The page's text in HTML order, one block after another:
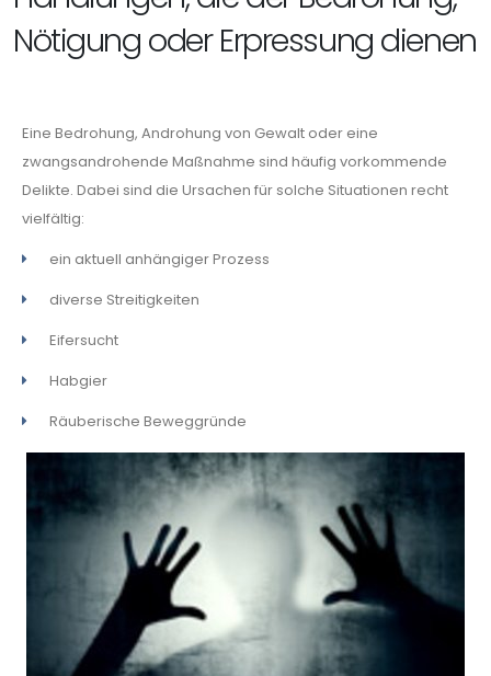
Nötigung oder Erpressung dienen
Eine Bedrohung, Androhung von Gewalt oder eine
zwangsandrohende Maßnahme sind häufig vorkommende
Delikte. Dabei sind die Ursachen für solche Situationen recht
vielfältig:
ein aktuell anhängiger Prozess
diverse Streitigkeiten
Eifersucht
Habgier
Räuberische Beweggründe